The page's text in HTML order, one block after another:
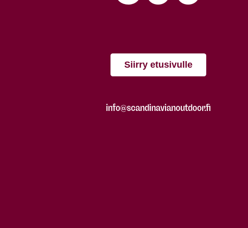
Siirry etusivulle
info@scandinavianoutdoor.fi